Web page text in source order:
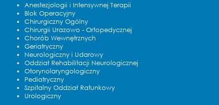
Anestezjologii i Intensywnej Terapii
Blok Operacyjny
Chirurgiczny Ogólny
Chirurgii Urazowo - Ortopedycznej
Chorób Wewnętrznych
Geriatryczny
Neurologiczny i Udarowy
Oddział Rehabilitacji Neurologicznej
Otorynolaryngologiczny
Pediatryczny
Szpitalny Oddział Ratunkowy
Urologiczny